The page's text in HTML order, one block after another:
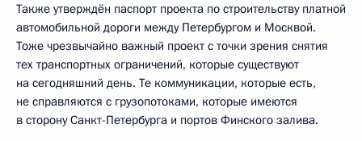
Также утверждён паспорт проекта по строительству платной
автомобильной дороги между Петербургом и Москвой.
Тоже чрезвычайно важный проект с точки зрения снятия
тех транспортных ограничений, которые существуют
на сегодняшний день. Те коммуникации, которые есть,
не справляются с грузопотоками, которые имеются
в сторону Санкт-Петербурга и портов Финского залива.